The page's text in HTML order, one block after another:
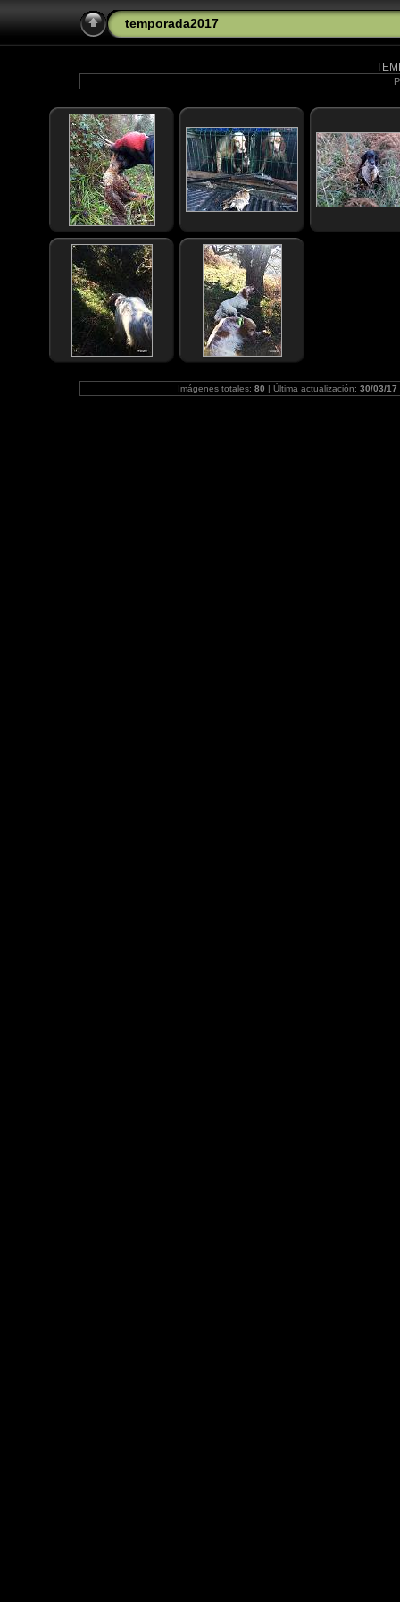
temporada2017
Imágenes totales: 80 | Última actualización: 30/03/17